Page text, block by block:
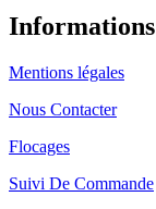
Informations
Mentions légales
Nous Contacter
Flocages
Suivi De Commande